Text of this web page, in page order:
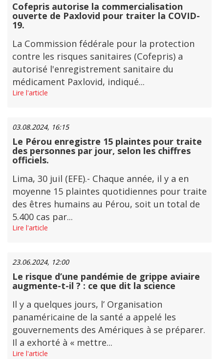
Cofepris autorise la commercialisation
ouverte de Paxlovid pour traiter la COVID-
19.
La Commission fédérale pour la protection
contre les risques sanitaires (Cofepris) a
autorisé l'enregistrement sanitaire du
médicament Paxlovid, indiqué...
Lire l'article
03.08.2024, 16:15
Le Pérou enregistre 15 plaintes pour traite
des personnes par jour, selon les chiffres
officiels.
Lima, 30 juil (EFE).- Chaque année, il y a en
moyenne 15 plaintes quotidiennes pour traite
des êtres humains au Pérou, soit un total de
5.400 cas par...
Lire l'article
23.06.2024, 12:00
Le risque d’une pandémie de grippe aviaire
augmente-t-il ? : ce que dit la science
Il y a quelques jours, l’ Organisation
panaméricaine de la santé a appelé les
gouvernements des Amériques à se préparer.
Il a exhorté à « mettre...
Lire l'article